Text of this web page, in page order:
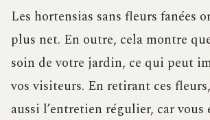
Les hortensias sans fleurs fanées
plus net. En outre, cela montre
soin de votre jardin, ce qui peut
vos visiteurs. En retirant ces
aussi l’entretien régulier, car vous